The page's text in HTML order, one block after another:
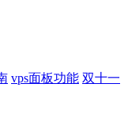
vps面板功能 双十一